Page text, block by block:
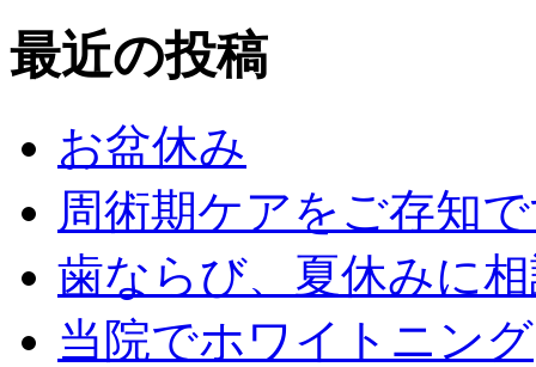
最近の投稿
お盆休み
周術期ケアをご存知
歯ならび、夏休みに
当院でホワイトニング